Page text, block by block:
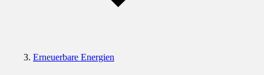
Erneuerbare Energien